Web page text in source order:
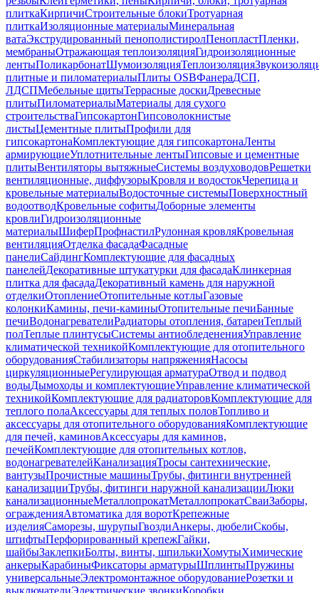
плиткаКирпичиСтроительные блокиТротуарная
плиткаИзоляционные материалыМинеральная
ватаЭкструдированный пенополистиролПенопластПленки,
мембраныОтражающая теплоизоляцияГидроизоляционные
лентыПоликарбонатШумоизоляцияТеплоизоляция
плитные и пиломатериалыПлиты OSBФанераДСП,
ЛДСПМебельные щитыТеррасные доскиДревесные
плитыПиломатериалыМатериалы для сухого
строительстваГипсокартонГипсоволокнистые
листыЦементные плитыПрофили для
гипсокартонаКомплектующие для гипсокартонаЛенты
армирующиеУплотнительные лентыГипсовые и цементные
плитыВентиляторы вытяжныеСистемы воздуховодовРешетки
вентиляционные, диффузорыКровля и водостокЧерепица и
кровельные материалыВодосточные системыПоверхностный
водоотводКровельные софитыДоборные элементы
кровлиГидроизоляционные
материалыШиферПрофнастилРулонная кровляКровельная
вентиляцияОтделка фасадаФасадные
панелиСайдингКомплектующие для фасадных
панелейДекоративные штукатурки для фасадаКлинкерная
плитка для фасадаДекоративный камень для наружной
отделкиОтоплениеОтопительные котлыГазовые
колонкиКамины, печи-каминыОтопительные печиБанные
печиВодонагревателиРадиаторы отопления, батареиТеплый
полТеплые плинтусыСистемы антиобледененияУправление
климатической техникойКомплектующие для отопительного
оборудованияСтабилизаторы напряженияНасосы
циркуляционныеРегулирующая арматураОтвод и подвод
водыДымоходы и комплектующиеУправление климатической
техникойКомплектующие для радиаторовКомплектующие для
теплого полаАксессуары для теплых половТопливо и
аксессуары для отопительного оборудованияКомплектующие
для печей, каминовАксессуары для каминов,
печейКомплектующие для отопительных котлов,
водонагревателейКанализацияТросы сантехнические,
вантузыПрочистные машиныТрубы, фитинги внутренней
канализацииТрубы, фитинги наружной канализацииЛюки
канализационныеМеталлопрокатМеталлопрокатСваиЗаборы,
огражденияАвтоматика для воротКрепежные
изделияСаморезы, шурупыГвоздиАнкеры, дюбелиСкобы,
штифтыПерфорированный крепежГайки,
шайбыЗаклепкиБолты, винты, шпилькиХомутыХимические
анкерыКарабиныФиксаторы арматурыШплинтыПружины
универсальныеЭлектромонтажное оборудованиеРозетки и
выключателиЭлектрические звонкиКоробки